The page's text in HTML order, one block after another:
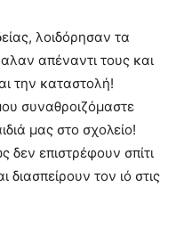
λοιδόρησαν τα
απέναντι τους και
την καταστολή!
συναθροιζόμαστε
μας στο σχολείο!
δεν επιστρέφουν σπίτι
τον ιό στις